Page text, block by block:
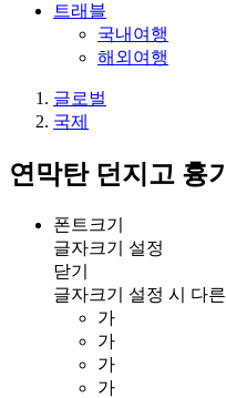
트래블
국내여행
해외여행
글로벌
국제
연막탄 던지고 흉
폰트크기
글자크기 설정
닫기
글자크기 설정 시 다
가
가
가
가